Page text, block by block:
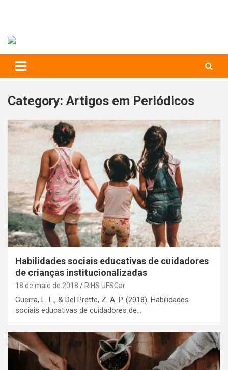
Category: Artigos em Periódicos
Habilidades sociais educativas de cuidadores
de crianças institucionalizadas
18 de maio de 2018 RIHS UFSCar
Guerra, L. L., & Del Prette, Z. A. P. (2018). Habilidades
sociais educativas de cuidadores de…